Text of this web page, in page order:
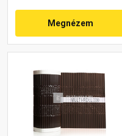
Megnézem